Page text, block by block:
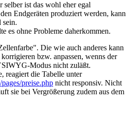
ist das wohl eher egal
Endgeräten produziert werden, kann
sein.
es ohne Probleme daherkommen.
Die wie auch anderes kann
bzw. anpassen, wenns der
Modus nicht zuläßt.
reagiert die Tabelle unter
preise.php nicht responsiv. Nicht
sie bei Vergrößerung zudem aus dem